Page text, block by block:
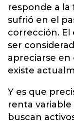
responde a
sufrió en el
corrección. El
ser
apreciarse
existe
Y es que
renta variable
buscan